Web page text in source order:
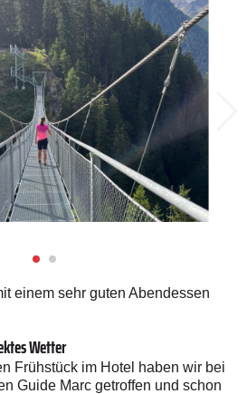
einem sehr guten Abendessen
Wetter
Frühstück im Hotel haben wir bei
Guide Marc getroffen und schon